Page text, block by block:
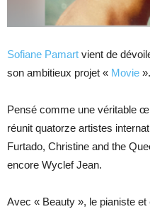
Sofiane Pamart vient de
son ambitieux projet « Movie ».
Pensé comme une véritable
réunit quatorze artistes
Furtado, Christine and the
encore Wyclef Jean.
Avec « Beauty », le pianiste